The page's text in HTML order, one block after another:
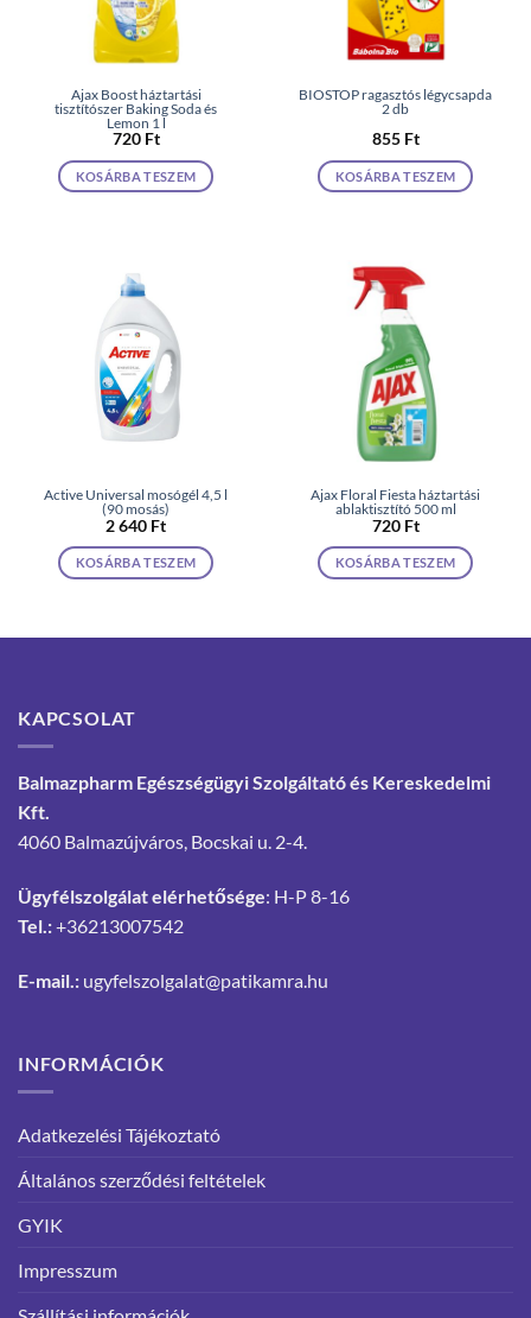
Ajax Boost háztartási
tisztítószer Baking Soda és
Lemon 1 l
720 Ft
KOSÁRBA TESZEM
BIOSTOP ragasztós légycsapda
2 db
855 Ft
KOSÁRBA TESZEM
Active Universal mosógél 4,5 l
(90 mosás)
2 640 Ft
KOSÁRBA TESZEM
Ajax Floral Fiesta háztartási
ablaktisztító 500 ml
720 Ft
KOSÁRBA TESZEM
KAPCSOLAT
Balmazpharm Egészségügyi Szolgáltató és Kereskedelmi
Kft.
4060 Balmazújváros, Bocskai u. 2-4.
Ügyfélszolgálat elérhetősége: H-P 8-16
Tel.:+36213007542
E-mail.: ugyfelszolgalat@patikamra.hu
INFORMÁCIÓK
Adatkezelési Tájékoztató
Általános szerződési feltételek
GYIK
Impresszum